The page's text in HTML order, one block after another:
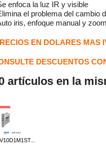
enfoca la luz IR y visible
el problema del cambio
iris, enfoque manual y
EN DOLARES MAS
DESCUENTOS
artículos en la